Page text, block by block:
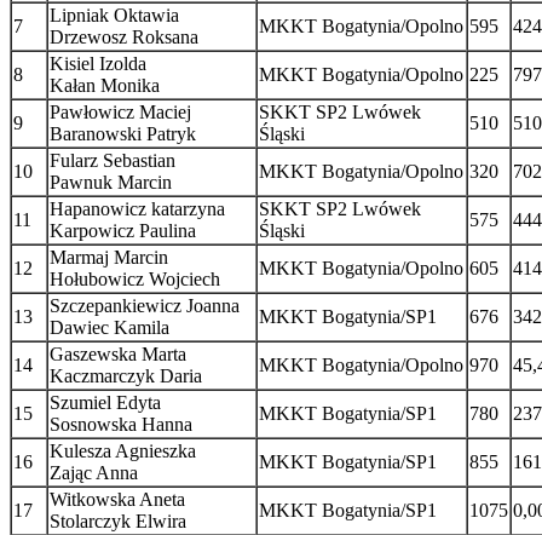
7
Lipniak Oktawia
Drzewosz Roksana
MKKT Bogatynia/Opolno 595
8
Kisiel Izolda
Kałan Monika
MKKT Bogatynia/Opolno 225
9
Pawłowicz Maciej
Baranowski Patryk
SKKT SP2 Lwówek
Śląski
510
10
Fularz Sebastian
Pawnuk Marcin
MKKT Bogatynia/Opolno 320
11
Hapanowicz katarzyna
Karpowicz Paulina
SKKT SP2 Lwówek
Śląski
575
12
Marmaj Marcin
Hołubowicz Wojciech
MKKT Bogatynia/Opolno 605
13
Szczepankiewicz Joanna
Dawiec Kamila
MKKT Bogatynia/SP1 676
14
Gaszewska Marta
Kaczmarczyk Daria
MKKT Bogatynia/Opolno 970
15
Szumiel Edyta
Sosnowska Hanna
MKKT Bogatynia/SP1 780
16
Kulesza Agnieszka
Zając Anna
MKKT Bogatynia/SP1 855
17
Witkowska Aneta
Stolarczyk Elwira
MKKT Bogatynia/SP1 1075